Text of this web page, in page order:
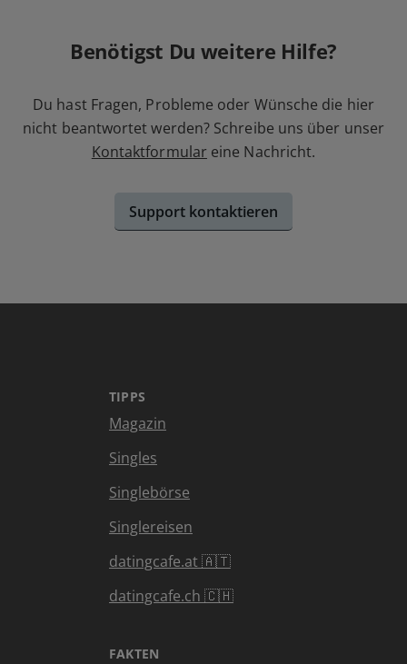
Benötigst Du weitere Hilfe?
Du hast Fragen, Probleme oder Wünsche die hier
nicht beantwortet werden? Schreibe uns über unser
Kontaktformular eine Nachricht.
Support kontaktieren
TIPPS
Magazin
Singles
Singlebörse
Singlereisen
datingcafe.at 🇦🇹
datingcafe.ch 🇨🇭
FAKTEN